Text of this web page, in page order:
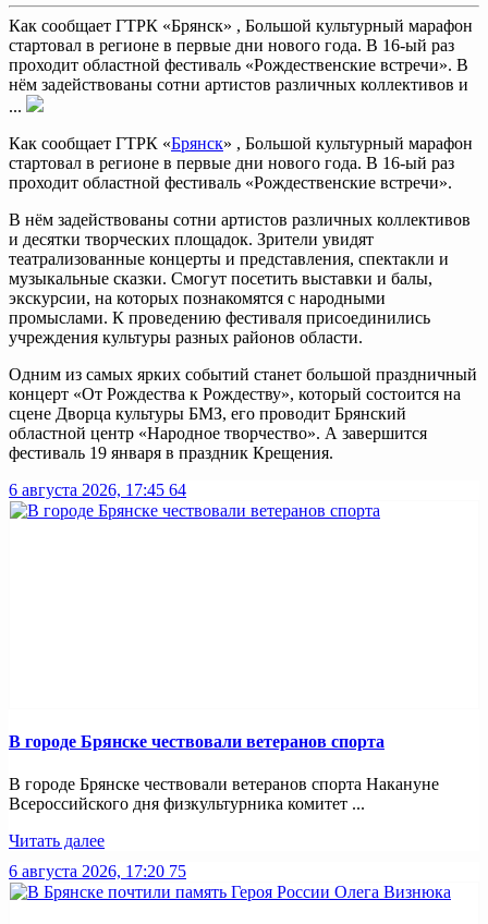
Как сообщает ГТРК «Брянск» , Большой культурный марафон
стартовал в регионе в первые дни нового года. В 16-ый раз
проходит областной фестиваль «Рождественские встречи». В
нём задействованы сотни артистов различных коллективов и
...
Как сообщает ГТРК «Брянск» , Большой культурный марафон
стартовал в регионе в первые дни нового года. В 16-ый раз
проходит областной фестиваль «Рождественские встречи».
В нём задействованы сотни артистов различных коллективов
и десятки творческих площадок. Зрители увидят
театрализованные концерты и представления, спектакли и
музыкальные сказки. Смогут посетить выставки и балы,
экскурсии, на которых познакомятся с народными
промыслами. К проведению фестиваля присоединились
учреждения культуры разных районов области.
Одним из самых ярких событий станет большой праздничный
концерт «От Рождества к Рождеству», который состоится на
сцене Дворца культуры БМЗ, его проводит Брянский
областной центр «Народное творчество». А завершится
фестиваль 19 января в праздник Крещения.
6 августа 2026, 17:45 64
В городе Брянске чествовали ветеранов спорта
В городе Брянске чествовали ветеранов спорта Накануне
Всероссийского дня физкультурника комитет ...
Читать далее
6 августа 2026, 17:20 75